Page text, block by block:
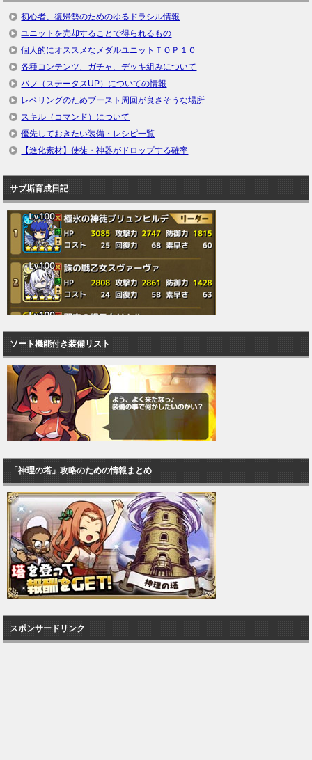
初心者、復帰勢のためのゆるドラシル情報
ユニットを売却することで得られるもの
個人的にオススメなメダルユニットＴＯＰ１０
各種コンテンツ、ガチャ、デッキ組みについて
バフ（ステータスUP）についての情報
レベリングのためブースト周回が良さそうな場所
スキル（コマンド）について
優先しておきたい装備・レシピ一覧
【進化素材】使徒・神器がドロップする確率
サブ垢育成日記
ソート機能付き装備リスト
「神理の塔」攻略のための情報まとめ
スポンサードリンク